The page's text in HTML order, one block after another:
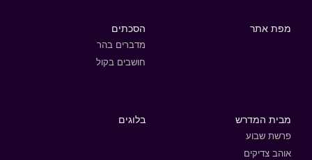
מפת אתר הסכתים
מדברים בהר
חושבים בקול
מבית המדרש
פרשת שבוע
אוהב צדיקים
בלוגים